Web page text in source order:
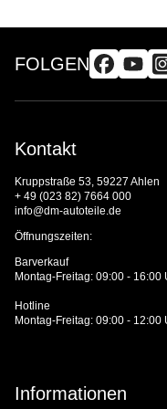
FOLGEN
Kontakt
Kruppstraße 53, 59227 Ahlen
+ 49 (023 82) 7664 000
info@dm-autoteile.de
Öffnungszeiten:
Barverkauf
Montag-Freitag: 09:00 - 16:00
Hotline
Montag-Freitag: 09:00 - 12:00
Informationen